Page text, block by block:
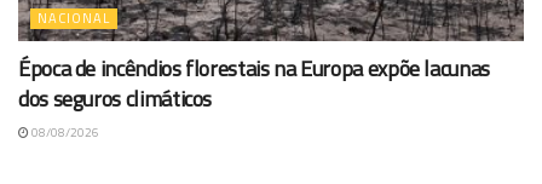
NACIONAL
Época de incêndios florestais na Europa expõe lacunas
dos seguros climáticos
08/08/2026